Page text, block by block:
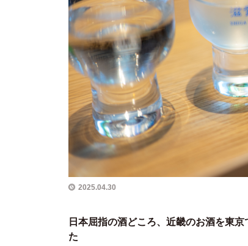
2025.04.30
日本屈指の酒どころ、近畿のお酒を東
た